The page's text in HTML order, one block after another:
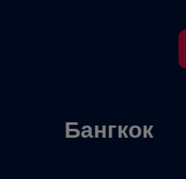
Бангкок